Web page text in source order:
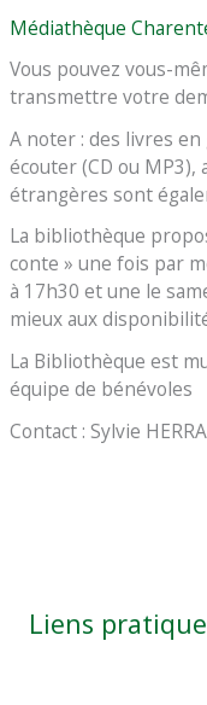
Médiathèque
Vous pouvez vous-
transmettre votre
A noter : des livres
écouter (CD ou
étrangères sont
La bibliothèque
conte » une fois par
à 17h30 et une le
mieux aux
La Bibliothèque est
équipe de bénévoles
Contact : Sylvie
Liens